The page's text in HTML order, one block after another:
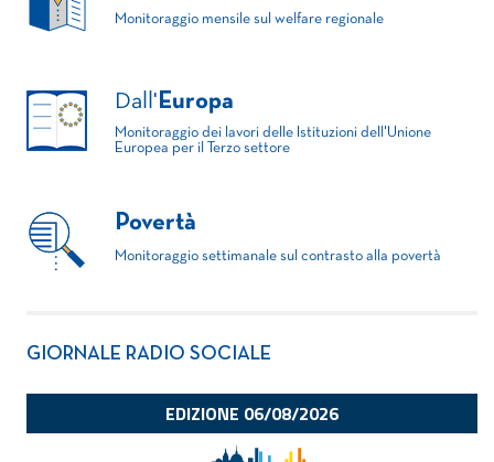
Monitoraggio mensile sul welfare regionale
Dall' Europa
Monitoraggio dei lavori delle Istituzioni dell'Unione
Europea per il Terzo settore
Povertà
Monitoraggio settimanale sul contrasto alla povertà
GIORNALE RADIO SOCIALE